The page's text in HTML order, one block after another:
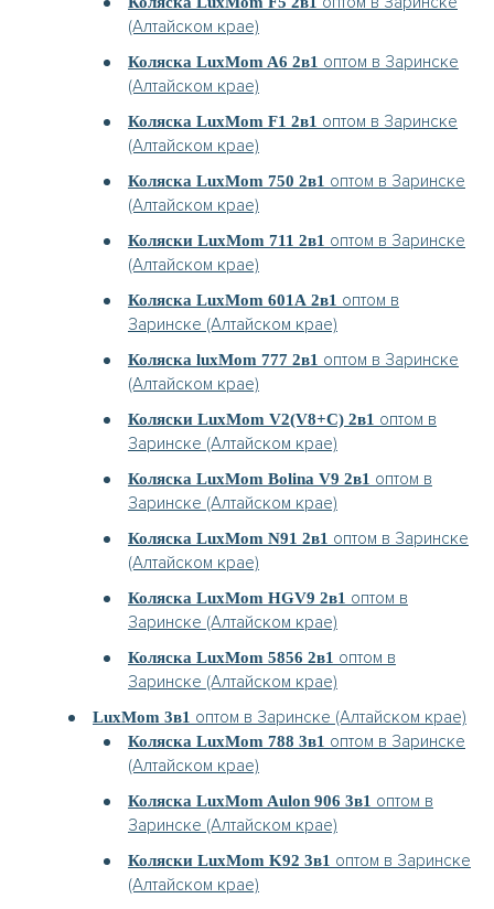
(Алтайском крае)
Коляска LuxMom A6 2в1 оптом в Заринске
(Алтайском крае)
Коляска LuxMom F1 2в1 оптом в Заринске
(Алтайском крае)
Коляска LuxMom 750 2в1 оптом в Заринске
(Алтайском крае)
Коляски LuxMom 711 2в1 оптом в Заринске
(Алтайском крае)
Коляска LuxMom 601А 2в1 оптом в
Заринске (Алтайском крае)
Коляска luxMom 777 2в1 оптом в Заринске
(Алтайском крае)
Коляски LuxMom V2(V8+C) 2в1 оптом в
Заринске (Алтайском крае)
Коляска LuxMom Bolina V9 2в1 оптом в
Заринске (Алтайском крае)
Коляска LuxMom N91 2в1 оптом в Заринске
(Алтайском крае)
Коляска LuxMom HGV9 2в1 оптом в
Заринске (Алтайском крае)
Коляска LuxMom 5856 2в1 оптом в
Заринске (Алтайском крае)
LuxMom 3в1 оптом в Заринске (Алтайском крае)
Коляска LuxMom 788 3в1 оптом в Заринске
(Алтайском крае)
Коляска LuxMom Aulon 906 3в1 оптом в
Заринске (Алтайском крае)
Коляски LuxMom K92 3в1 оптом в Заринске
(Алтайском крае)